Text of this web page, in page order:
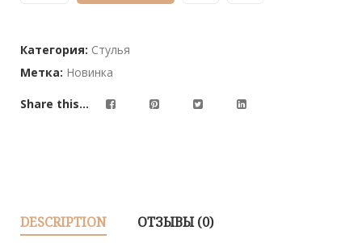
ratings
Категория: Стулья
Метка: Новинка
Share this...
DESCRIPTION ОТЗЫВЫ (0)